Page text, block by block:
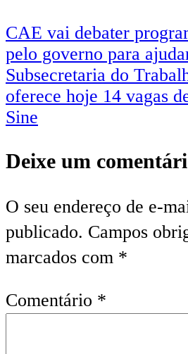
CAE vai debater
pelo governo para
Subsecretaria do
oferece hoje 14 vagas
Sine
Deixe um
O seu endereço de e-
publicado. Campos
marcados com *
Comentário *